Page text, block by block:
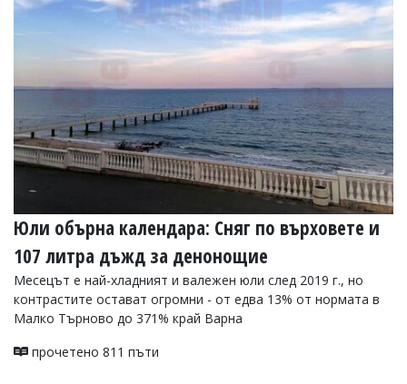
Юли обърна календара: Сняг по върховете и
107 литра дъжд за денонощие
Месецът е най-хладният и валежен юли след 2019 г., но
контрастите остават огромни - от едва 13% от нормата в
Малко Търново до 371% край Варна
прочетено 811 пъти